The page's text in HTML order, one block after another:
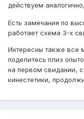
действуем
Есть замечания по
работает схема 3-х
Интересны также все
поделитесь плиз
на первом свидании,
кинестетики,